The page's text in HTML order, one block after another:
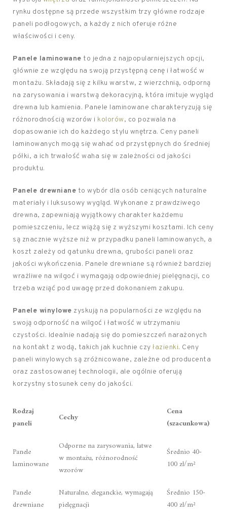
rynku dostępne są przede wszystkim trzy główne rodzaje
paneli podłogowych, a każdy z nich oferuje różne
właściwości i ceny.
Panele laminowane to jedna z najpopularniejszych opcji,
głównie ze względu na swoją przystępną cenę i łatwość w
montażu. Składają się z kilku warstw, z wierzchnią, odporną
na zarysowania i warstwą dekoracyjną, która imituje wygląd
drewna lub kamienia. Panele laminowane charakteryzują się
różnorodnością wzorów i kolorów, co pozwala na
dopasowanie ich do każdego stylu wnętrza. Ceny paneli
laminowanych mogą się wahać od przystępnych do średniej
półki, a ich trwałość waha się w zależności od jakości
produktu.
Panele drewniane to wybór dla osób ceniących naturalne
materiały i luksusowy wygląd. Wykonane z prawdziwego
drewna, zapewniają wyjątkowy charakter każdemu
pomieszczeniu, lecz wiążą się z wyższymi kosztami. Ich ceny
są znacznie wyższe niż w przypadku paneli laminowanych, a
koszt zależy od gatunku drewna, grubości paneli oraz
jakości wykończenia. Panele drewniane są również bardziej
wrażliwe na wilgoć i wymagają odpowiedniej pielęgnacji, co
trzeba wziąć pod uwagę przed dokonaniem zakupu.
Panele winylowe zyskują na popularności ze względu na
swoją odporność na wilgoć i łatwość w utrzymaniu
czystości. Idealnie nadają się do pomieszczeń narażonych
na kontakt z wodą, takich jak kuchnie czy łazienki. Ceny
paneli winylowych są zróżnicowane, zależne od producenta
oraz zastosowanej technologii, ale ogólnie oferują
korzystny stosunek ceny do jakości.
Rodzaj
paneli
Cechy
Cena
(szacunkowa)
Panele
laminowane
Odporne na zarysowania, łatwe
w montażu, różnorodność
wzorów
Średnio 40-
100 zł/m²
Panele
drewniane
Naturalne, eleganckie, wymagają
pielęgnacji
Średnio 150-
400 zł/m²